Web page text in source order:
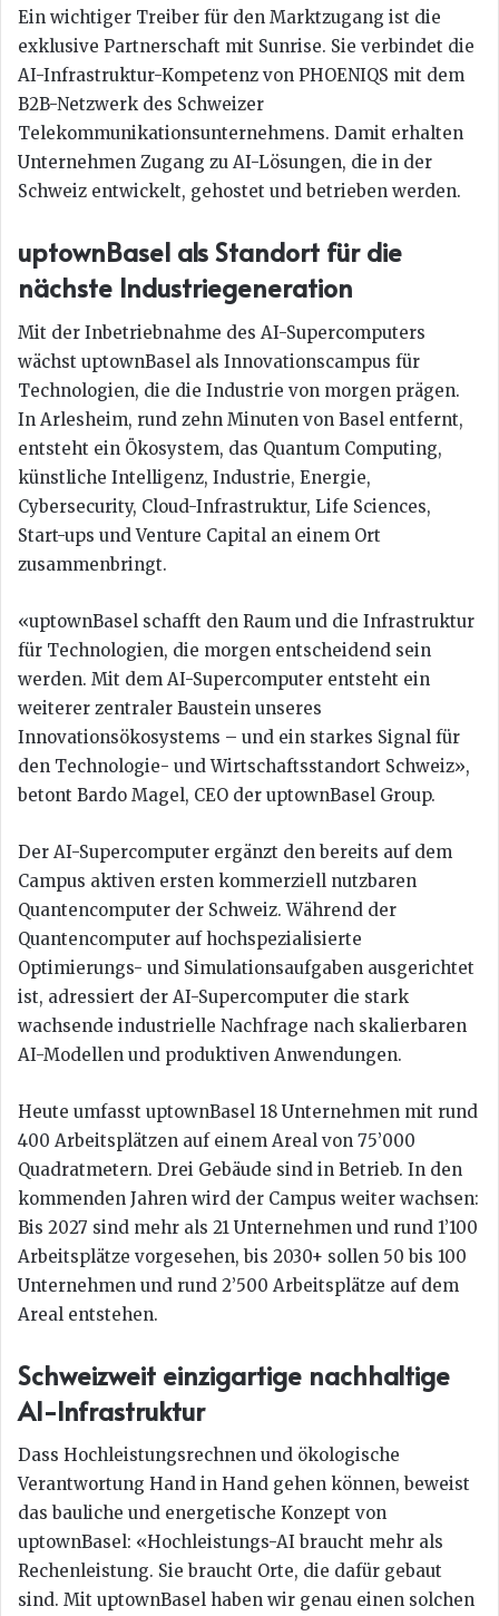
Ein wichtiger Treiber für den Marktzugang ist die
exklusive Partnerschaft mit Sunrise. Sie verbindet die
AI-Infrastruktur-Kompetenz von PHOENIQS mit dem
B2B-Netzwerk des Schweizer
Telekommunikationsunternehmens. Damit erhalten
Unternehmen Zugang zu AI-Lösungen, die in der
Schweiz entwickelt, gehostet und betrieben werden.
uptownBasel als Standort für die
nächste Industriegeneration
Mit der Inbetriebnahme des AI-Supercomputers
wächst uptownBasel als Innovationscampus für
Technologien, die die Industrie von morgen prägen.
In Arlesheim, rund zehn Minuten von Basel entfernt,
entsteht ein Ökosystem, das Quantum Computing,
künstliche Intelligenz, Industrie, Energie,
Cybersecurity, Cloud-Infrastruktur, Life Sciences,
Start-ups und Venture Capital an einem Ort
zusammenbringt.
«uptownBasel schafft den Raum und die Infrastruktur
für Technologien, die morgen entscheidend sein
werden. Mit dem AI-Supercomputer entsteht ein
weiterer zentraler Baustein unseres
Innovationsökosystems – und ein starkes Signal für
den Technologie- und Wirtschaftsstandort Schweiz»,
betont Bardo Magel, CEO der uptownBasel Group.
Der AI-Supercomputer ergänzt den bereits auf dem
Campus aktiven ersten kommerziell nutzbaren
Quantencomputer der Schweiz. Während der
Quantencomputer auf hochspezialisierte
Optimierungs- und Simulationsaufgaben ausgerichtet
ist, adressiert der AI-Supercomputer die stark
wachsende industrielle Nachfrage nach skalierbaren
AI-Modellen und produktiven Anwendungen.
Heute umfasst uptownBasel 18 Unternehmen mit rund
400 Arbeitsplätzen auf einem Areal von 75’000
Quadratmetern. Drei Gebäude sind in Betrieb. In den
kommenden Jahren wird der Campus weiter wachsen:
Bis 2027 sind mehr als 21 Unternehmen und rund 1’100
Arbeitsplätze vorgesehen, bis 2030+ sollen 50 bis 100
Unternehmen und rund 2’500 Arbeitsplätze auf dem
Areal entstehen.
Schweizweit einzigartige nachhaltige
AI-Infrastruktur
Dass Hochleistungsrechnen und ökologische
Verantwortung Hand in Hand gehen können, beweist
das bauliche und energetische Konzept von
uptownBasel: «Hochleistungs-AI braucht mehr als
Rechenleistung. Sie braucht Orte, die dafür gebaut
sind. Mit uptownBasel haben wir genau einen solchen